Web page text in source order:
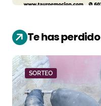
Te has perdido
SORTEO